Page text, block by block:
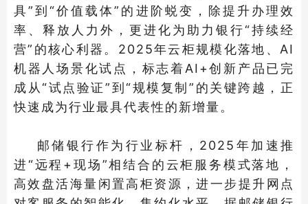
具”到“价值载体”的进阶蜕变，除提升办理效
率、释放人力外，更进化为助力银行“持续经
营”的核心利器。2025年云柜规模化落地、AI
机器人场景化试点，标志着AI+创新产品已完
成从“试点验证”到“规模复制”的关键跨越，正
快速成为行业最具代表性的新增量。
邮储银行作为行业标杆，2025年加速推
进“远程+现场”相结合的云柜服务模式落地，
高效盘活海量闲置高柜资源，进一步提升网点